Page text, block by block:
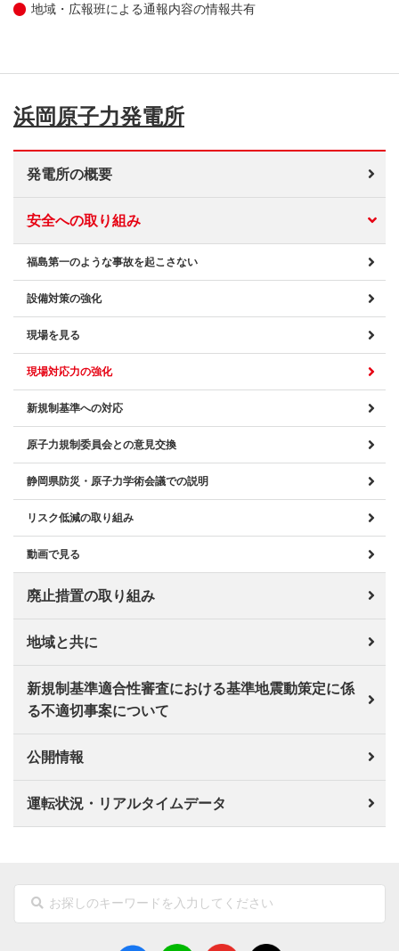
地域・広報班による通報内容の情報共有
浜岡原子力発電所
発電所の概要
安全への取り組み
福島第一のような事故を起こさない
設備対策の強化
現場を見る
現場対応力の強化
新規制基準への対応
原子力規制委員会との意見交換
静岡県防災・原子力学術会議での説明
リスク低減の取り組み
動画で見る
廃止措置の取り組み
地域と共に
新規制基準適合性審査における基準地震動策定に係
る不適切事案について
公開情報
運転状況・リアルタイムデータ